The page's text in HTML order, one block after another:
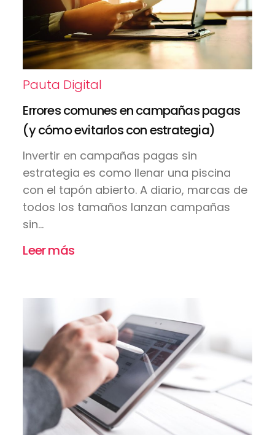
Pauta Digital
Errores comunes en campañas pagas
(y cómo evitarlos con estrategia)
Invertir en campañas pagas sin
estrategia es como llenar una piscina
con el tapón abierto. A diario, marcas de
todos los tamaños lanzan campañas
sin...
Leer más